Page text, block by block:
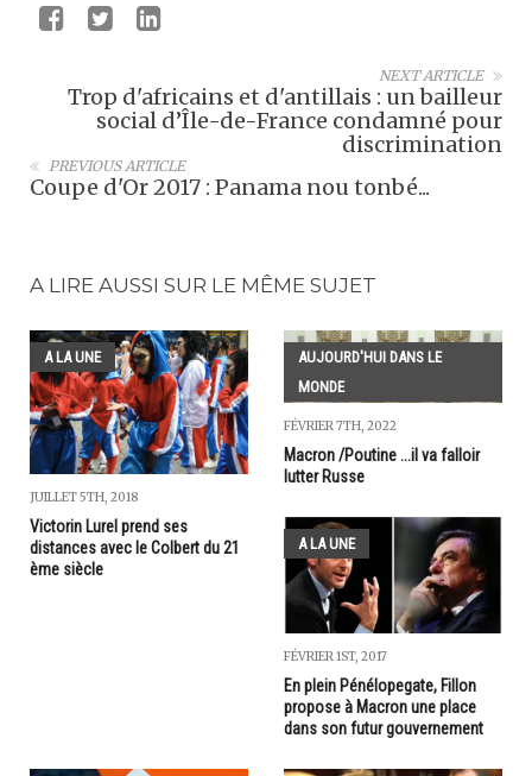
NEXT ARTICLE
Trop d'africains et d'antillais : un bailleur
social d’Île-de-France condamné pour
discrimination
PREVIOUS ARTICLE
Coupe d'Or 2017 : Panama nou tonbé...
A LIRE AUSSI SUR LE MÊME SUJET
A LA UNE
JUILLET 5TH, 2018
Victorin Lurel prend ses
distances avec le Colbert du 21
ème siècle
AUJOURD'HUI DANS LE
MONDE
FÉVRIER 7TH, 2022
Macron /Poutine ...il va falloir
lutter Russe
A LA UNE
FÉVRIER 1ST, 2017
En plein Pénélopegate, Fillon
propose à Macron une place
dans son futur gouvernement